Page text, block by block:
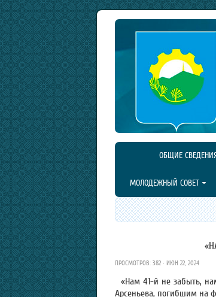
ОБЩИЕ
МОЛОДЕЖНЫЙ СОВЕТ
ПРОСМОТРОВ: 382 · ИЮН 22, 2024
«Нам 41-й не забыть,
Арсеньева, погибшим на